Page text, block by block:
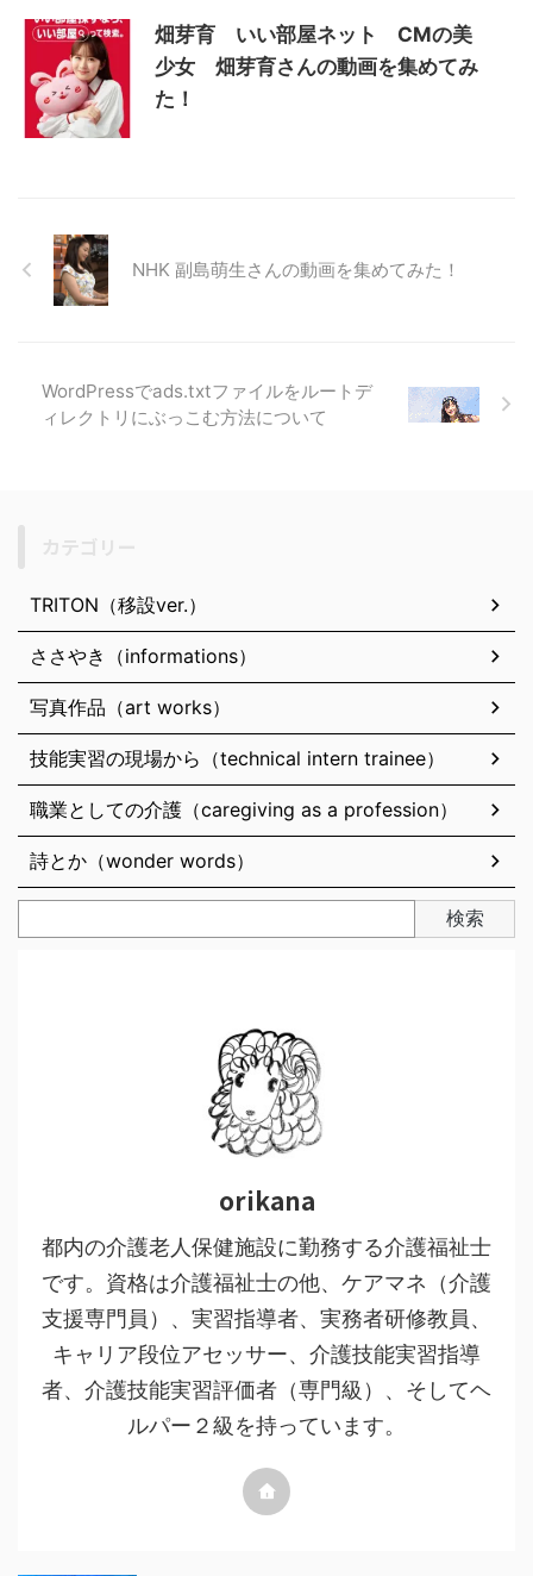
畑芽育 いい部屋ネット CMの美
少女 畑芽育さんの動画を集めてみ
た！
NHK 副島萌生さんの動画を集めてみた！
WordPressでads.txtファイルをルートデ
ィレクトリにぶっこむ方法について
TRITON（移設ver.）
ささやき（informations）
写真作品（art works）
技能実習の現場から（technical intern trainee）
職業としての介護（caregiving as a profession）
詩とか（wonder words）
検索
orikana
都内の介護老人保健施設に勤務する介護福祉士
です。資格は介護福祉士の他、ケアマネ（介護
支援専門員）、実習指導者、実務者研修教員、
キャリア段位アセッサー、介護技能実習指導
者、介護技能実習評価者（専門級）、そしてヘ
ルパー２級を持っています。